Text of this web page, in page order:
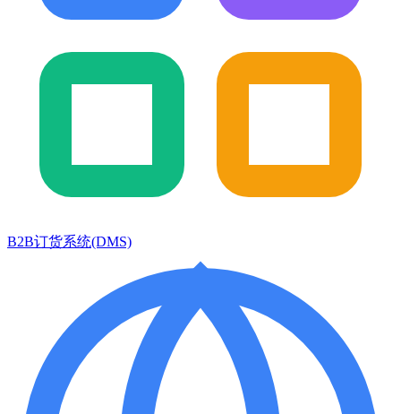
B2B订货系统(DMS)